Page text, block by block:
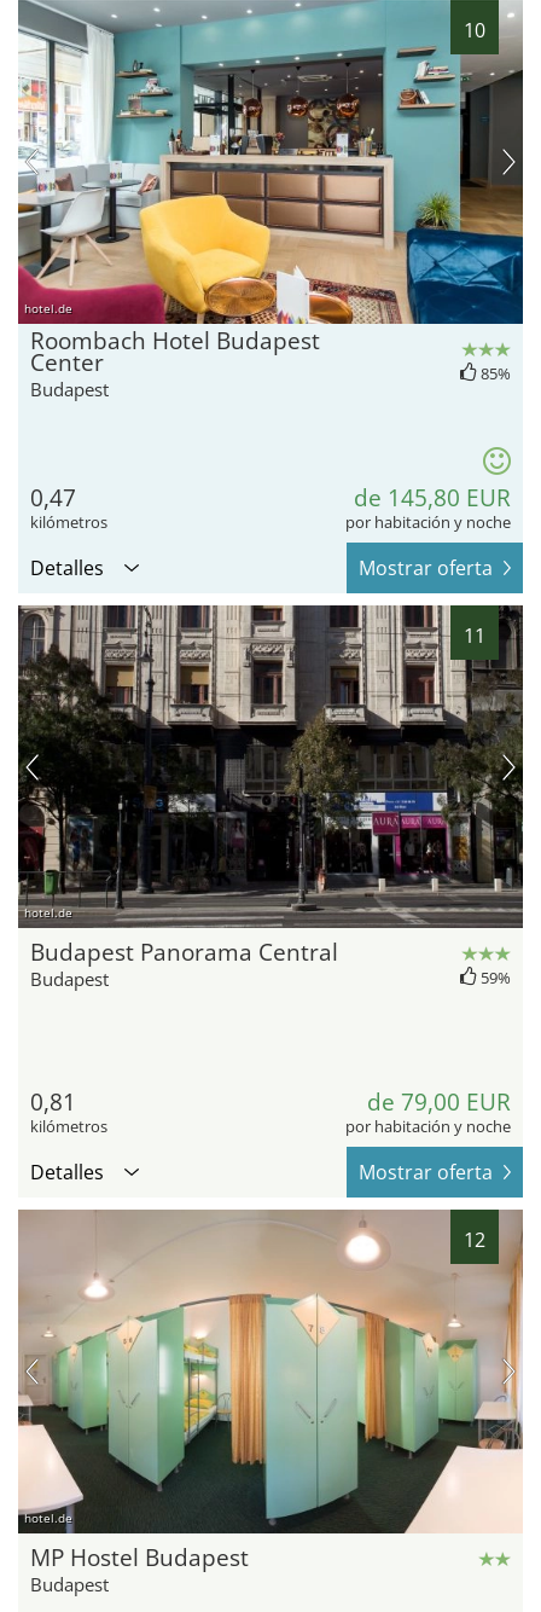
10
hotel.de
Roombach Hotel Budapest
Center
Budapest
85%
0,47
kilómetros
de 145,80 EUR
por habitación y noche
Detalles Mostrar oferta
11
hotel.de
Budapest Panorama Central
Budapest 59%
0,81
kilómetros
de 79,00 EUR
por habitación y noche
Detalles Mostrar oferta
12
hotel.de
MP Hostel Budapest
Budapest